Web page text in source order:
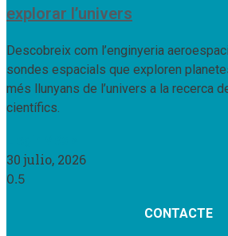
explorar l’univers
Descobreix com l’enginyeria
sondes espacials que exploren
més llunyans de l’univers a la recerca
científics.
30 julio, 2026
CONTACTE